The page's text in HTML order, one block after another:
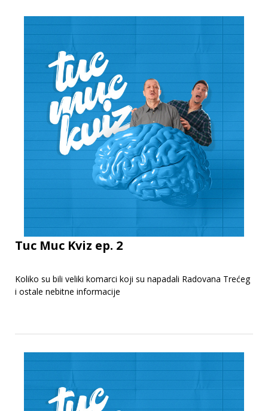
Tuc Muc Kviz ep. 2
Koliko su bili veliki komarci koji su napadali Radovana Trećeg
i ostale nebitne informacije